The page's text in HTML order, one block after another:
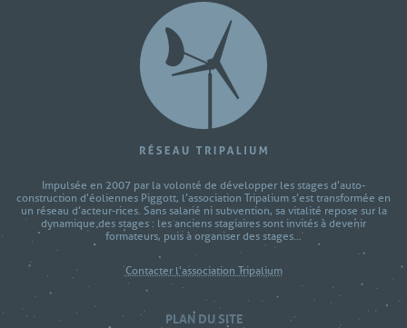
Impulsée en 2007 par la volonté de développer les stages d’auto-
construction d'éoliennes Piggott, l’association Tripalium s’est transformée en
un réseau d’acteur-rices. Sans salarié ni subvention, sa vitalité repose sur la
dynamique des stages : les anciens stagiaires sont invités à devenir
formateurs, puis à organiser des stages...
Contacter l'association Tripalium
PLAN DU SITE